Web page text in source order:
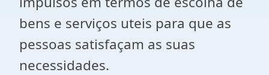
bens e serviços uteis para que as
pessoas satisfaçam as suas
necessidades.